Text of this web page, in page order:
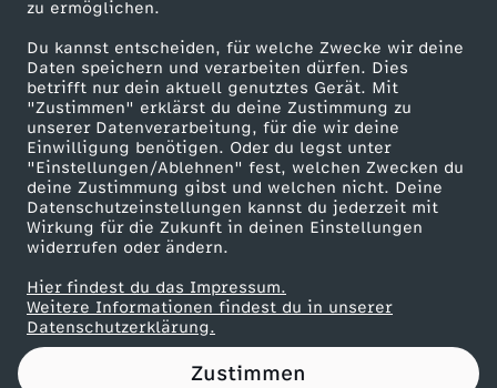
zu ermöglichen.
Du kannst entscheiden, für welche Zwecke wir deine
Daten speichern und verarbeiten dürfen. Dies
betrifft nur dein aktuell genutztes Gerät. Mit
"Zustimmen" erklärst du deine Zustimmung zu
unserer Datenverarbeitung, für die wir deine
Einwilligung benötigen. Oder du legst unter
"Einstellungen/Ablehnen" fest, welchen Zwecken du
deine Zustimmung gibst und welchen nicht. Deine
Datenschutzeinstellungen kannst du jederzeit mit
Wirkung für die Zukunft in deinen Einstellungen
widerrufen oder ändern.
Hier findest du das Impressum.
Weitere Informationen findest du in unserer
Datenschutzerklärung.
Zustimmen
n
i
s
ZDF goes Schule
Werbefernsehen
Mainzelmännchen
Partner